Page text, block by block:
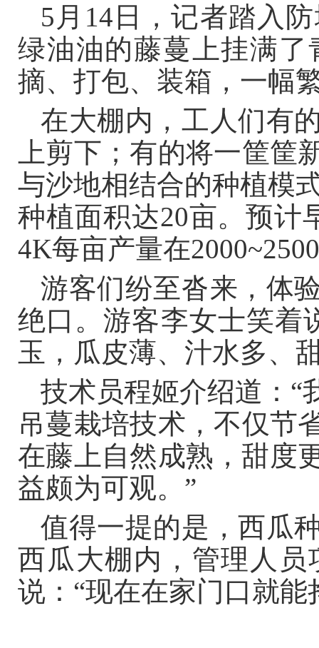
5月14日，记者踏入
绿油油的藤蔓上挂满
摘、打包、装箱，一幅
在大棚内，工人们有
上剪下；有的将一筐
与沙地相结合的种植模
种植面积达20亩。预计
4K每亩产量在
游客们纷至沓来，体
绝口。游客李女士笑着
玉，瓜皮薄、汁水多、
技术员程姬介绍道：“
吊蔓栽培技术，不仅节
在藤上自然成熟，甜度
益颇为可观。”
值得一提的是，西瓜
西瓜大棚内，管理人
说：“现在在家门口就